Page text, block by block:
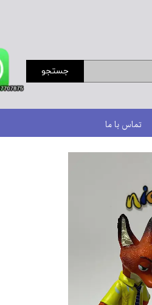
جستجو
تماس با ما